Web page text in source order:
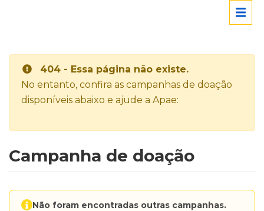
404 - Essa página não existe.
No entanto, confira as campanhas de doação
disponíveis abaixo e ajude a Apae:
Campanha de doação
Não foram encontradas outras campanhas.